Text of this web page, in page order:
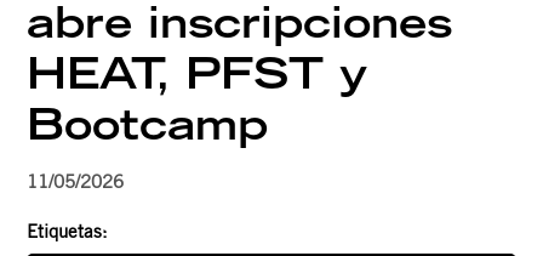
abre inscripciones
HEAT, PFST y
Bootcamp
11/05/2026
Etiquetas: